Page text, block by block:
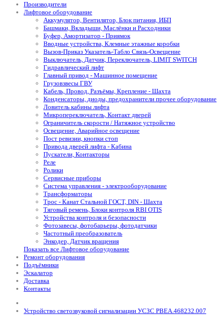
Производители
Лифтовое оборудование
Аккумулятор, Вентилятор, Блок питания, ИБП
Башмаки, Вкладыши, Маслёнки и Расходники
Буфер, Амортизатор - Приямок
Вводные устройства, Клемные этажные коробки
Вызов-Приказ Указатель-Табло Связь-Освещение
Выключатель, Датчик, Переключатель, LIMIT SWITCH
Гидравлический лифт
Главный привод - Машинное помещение
Грузовзвесы ГВУ
Кабель, Провод, Разъёмы, Крепление - Шахта
Конденсаторы, диоды, предохранители прочее оборудование
Ловитель кабины лифта
Микропереключатель, Контакт дверей
Ограничитель скорости / Натяжное устройство
Освещение, Аварийное освещение
Пост ревизии, кнопки стоп
Привода дверей лифта - Кабина
Пускатели, Контакторы
Реле
Ролики
Сервисные приборы
Система управления - электрооборудование
Трансформаторы
Трос - Канат Стальной ГОСТ, DIN - Шахта
Тяговый ремень, Блоки контроля RBI OTIS
Устройства контроля и безопасности
Фотозавесы, фотобарьеры, фотодатчики
Частотный преобразователь
Энкодер, Датчик вращения
Показать все Лифтовое оборудование
Ремонт оборудования
Подъёмники
Эскалатор
Доставка
Контакты
Устройство светозвуковой сигнализации УСЗС РВЕА.468232.007